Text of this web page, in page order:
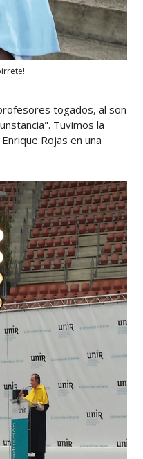
togados, al son
Tuvimos la
Rojas en una